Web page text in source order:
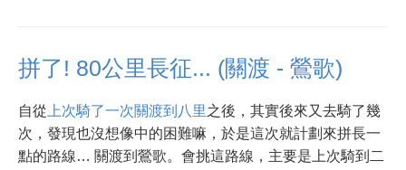
拼了! 80公里長征... (關渡 - 鶯歌)
自從 上次騎了一次關渡到八里之後，其實後來又去騎了幾
次，發現也沒想像中的困難嘛，於是這次就計劃來拼長一
點的路線… 關渡到鶯歌。會挑這路線，主要是上次騎到二